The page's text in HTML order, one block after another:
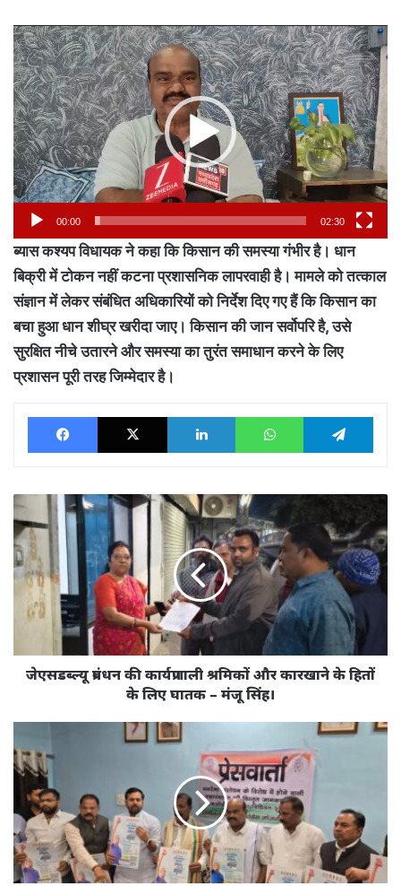
Video
Player
00:00 02:30
ब्यास कश्यप विधायक ने कहा कि किसान की समस्या गंभीर है। धान
बिक्री में टोकन नहीं कटना प्रशासनिक लापरवाही है। मामले को तत्काल
संज्ञान में लेकर संबंधित अधिकारियों को निर्देश दिए गए हैं कि किसान का
बचा हुआ धान शीघ्र खरीदा जाए। किसान की जान सर्वोपरि है, उसे
सुरक्षित नीचे उतारने और समस्या का तुरंत समाधान करने के लिए
प्रशासन पूरी तरह जिम्मेदार है।
Facebook X LinkedIn WhatsApp
प्रबंधन
की
कार्यप्रणाली
श्रमिकों
कारखाने
हितों
मंजू
सिंह।
जेएसडब्ल्यू प्रबंधन की कार्यप्रणाली श्रमिकों और कारखाने के हितों
के लिए घातक – मंजू सिंह।
में
शामिल
जिले
300
से
अधिक